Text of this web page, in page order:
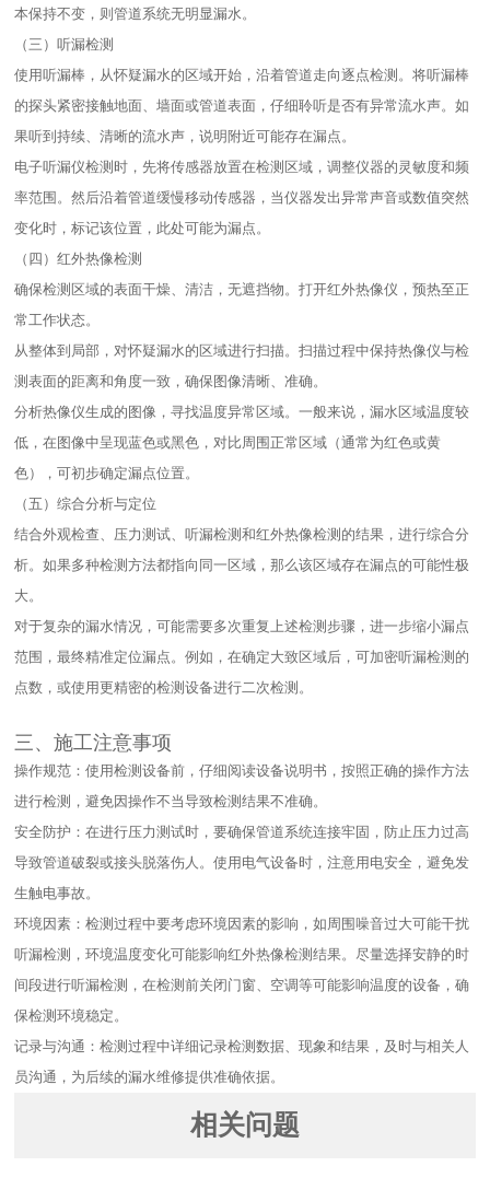
本保持不变，则管道系统无明显漏水。​
（三）听漏检测​
使用听漏棒，从怀疑漏水的区域开始，沿着管道走向逐点检测。将听漏棒
的探头紧密接触地面、墙面或管道表面，仔细聆听是否有异常流水声。如
果听到持续、清晰的流水声，说明附近可能存在漏点。​
电子听漏仪检测时，先将传感器放置在检测区域，调整仪器的灵敏度和频
率范围。然后沿着管道缓慢移动传感器，当仪器发出异常声音或数值突然
变化时，标记该位置，此处可能为漏点。​
（四）红外热像检测​
确保检测区域的表面干燥、清洁，无遮挡物。打开红外热像仪，预热至正
常工作状态。​
从整体到局部，对怀疑漏水的区域进行扫描。扫描过程中保持热像仪与检
测表面的距离和角度一致，确保图像清晰、准确。​
分析热像仪生成的图像，寻找温度异常区域。一般来说，漏水区域温度较
低，在图像中呈现蓝色或黑色，对比周围正常区域（通常为红色或黄
色），可初步确定漏点位置。​
（五）综合分析与定位​
结合外观检查、压力测试、听漏检测和红外热像检测的结果，进行综合分
析。如果多种检测方法都指向同一区域，那么该区域存在漏点的可能性极
大。​
对于复杂的漏水情况，可能需要多次重复上述检测步骤，进一步缩小漏点
范围，最终精准定位漏点。例如，在确定大致区域后，可加密听漏检测的
点数，或使用更精密的检测设备进行二次检测。​
三、施工注意事项​
操作规范：使用检测设备前，仔细阅读设备说明书，按照正确的操作方法
进行检测，避免因操作不当导致检测结果不准确。​
安全防护：在进行压力测试时，要确保管道系统连接牢固，防止压力过高
导致管道破裂或接头脱落伤人。使用电气设备时，注意用电安全，避免发
生触电事故。​
环境因素：检测过程中要考虑环境因素的影响，如周围噪音过大可能干扰
听漏检测，环境温度变化可能影响红外热像检测结果。尽量选择安静的时
间段进行听漏检测，在检测前关闭门窗、空调等可能影响温度的设备，确
保检测环境稳定。​
记录与沟通：检测过程中详细记录检测数据、现象和结果，及时与相关人
员沟通，为后续的漏水维修提供准确依据。
相关问题